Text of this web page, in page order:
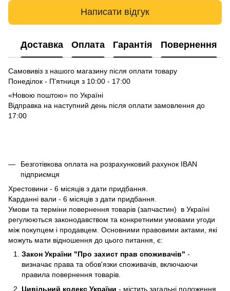
Написати відгук
Доставка Оплата Гарантія Повернення
Самовивіз з нашого магазину після оплати товару
Понеділок - П'ятниця з 10:00 - 17:00
«Новою поштою» по Україні
Відправка на наступний день після оплати замовлення до
17:00
Безготівкова оплата на розрахунковий рахунок IBAN
підприємця
Хрестовини - 6 місяців з дати придбання.
Карданні вали - 6 місяців з дати придбання.
Умови та терміни повернення товарів (запчастин) в Україні
регулюються законодавством та конкретними умовами угоди
між покупцем і продавцем. Основними правовими актами, які
можуть мати відношення до цього питання, є:
Закон України "Про захист прав споживачів" -
визначає права та обов'язки споживачів, включаючи
правила повернення товарів.
Цивільний кодекс України - містить загальні положення